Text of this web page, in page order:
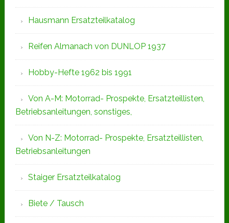
Hausmann Ersatzteilkatalog
Reifen Almanach von DUNLOP 1937
Hobby-Hefte 1962 bis 1991
Von A-M: Motorrad- Prospekte, Ersatzteillisten,
Betriebsanleitungen, sonstiges,
Von N-Z: Motorrad- Prospekte, Ersatzteillisten,
Betriebsanleitungen
Staiger Ersatzteilkatalog
Biete / Tausch